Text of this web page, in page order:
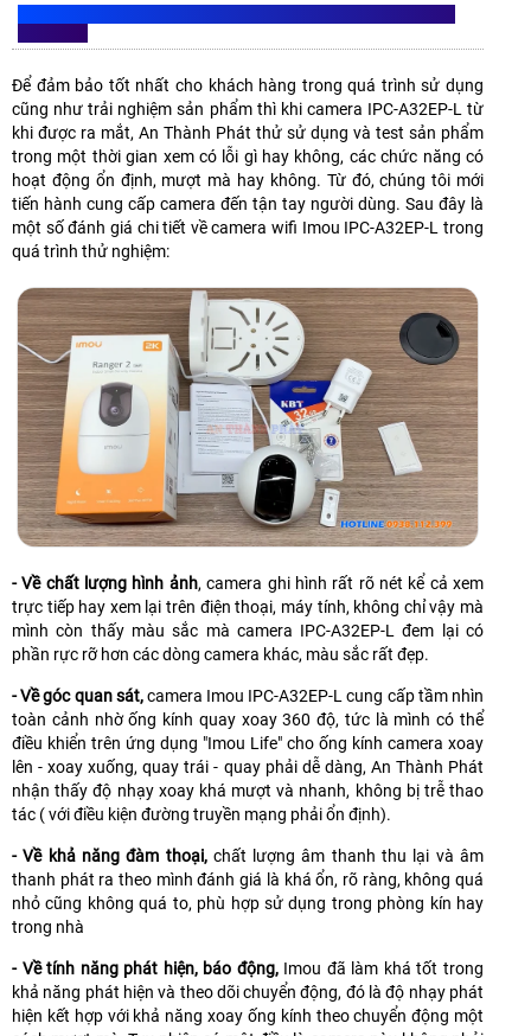
Để đảm bảo tốt nhất cho khách hàng trong quá trình sử dụng
cũng như trải nghiệm sản phẩm thì khi camera IPC-A32EP-L từ
khi được ra mắt, An Thành Phát thử sử dụng và test sản phẩm
trong một thời gian xem có lỗi gì hay không, các chức năng có
hoạt động ổn định, mượt mà hay không. Từ đó, chúng tôi mới
tiến hành cung cấp camera đến tận tay người dùng. Sau đây là
một số đánh giá chi tiết về camera wifi Imou IPC-A32EP-L trong
quá trình thử nghiệm:
- Về chất lượng hình ảnh, camera ghi hình rất rõ nét kể cả xem
trực tiếp hay xem lại trên điện thoại, máy tính, không chỉ vậy mà
mình còn thấy màu sắc mà camera IPC-A32EP-L đem lại có
phần rực rỡ hơn các dòng camera khác, màu sắc rất đẹp.
- Về góc quan sát,camera Imou IPC-A32EP-L cung cấp tầm nhìn
toàn cảnh nhờ ống kính quay xoay 360 độ, tức là mình có thể
điều khiển trên ứng dụng "Imou Life" cho ống kính camera xoay
lên - xoay xuống, quay trái - quay phải dễ dàng, An Thành Phát
nhận thấy độ nhạy xoay khá mượt và nhanh, không bị trễ thao
tác ( với điều kiện đường truyền mạng phải ổn định).
- Về khả năng đàm thoại,chất lượng âm thanh thu lại và âm
thanh phát ra theo mình đánh giá là khá ổn, rõ ràng, không quá
nhỏ cũng không quá to, phù hợp sử dụng trong phòng kín hay
trong nhà
- Về tính năng phát hiện, báo động,Imou đã làm khá tốt trong
khả năng phát hiện và theo dõi chuyển động, đó là độ nhạy phát
hiện kết hợp với khả năng xoay ống kính theo chuyển động một